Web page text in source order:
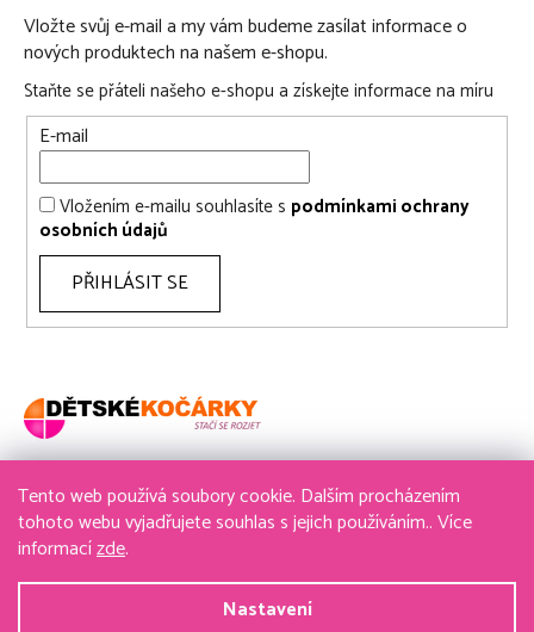
Tento web používá soubory cookie. Dalším procházením
tohoto webu vyjadřujete souhlas s jejich používáním.. Více
informacízde.
Nastavení
Vložte svůj e-mail a my vám budeme zasílat informace o
nových produktech na našem e-shopu.
Staňte se přáteli našeho e-shopu a získejte informace na míru
E-mail
Vložením e-mailu souhlasíte s podmínkami ochrany
osobních údajů
PŘIHLÁSIT SE
736 611 204